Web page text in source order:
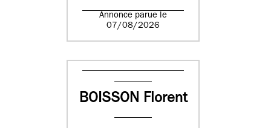
Annonce parue le
07/08/2026
BOISSON Florent